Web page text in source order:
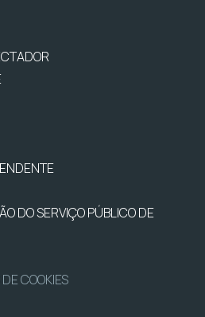
DO SERVIÇO PÚBLICO DE
COOKIES